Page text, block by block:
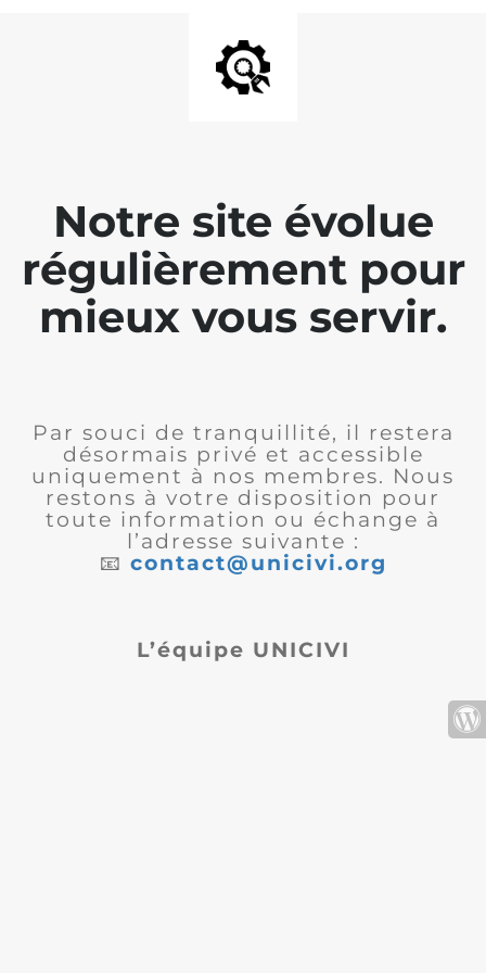
Notre site évolue
régulièrement pour
mieux vous servir.
Par souci de tranquillité, il restera
désormais privé et accessible
uniquement à nos membres. Nous
restons à votre disposition pour
toute information ou échange à
l’adresse suivante :
📧 contact@unicivi.org
L’équipe UNICIVI